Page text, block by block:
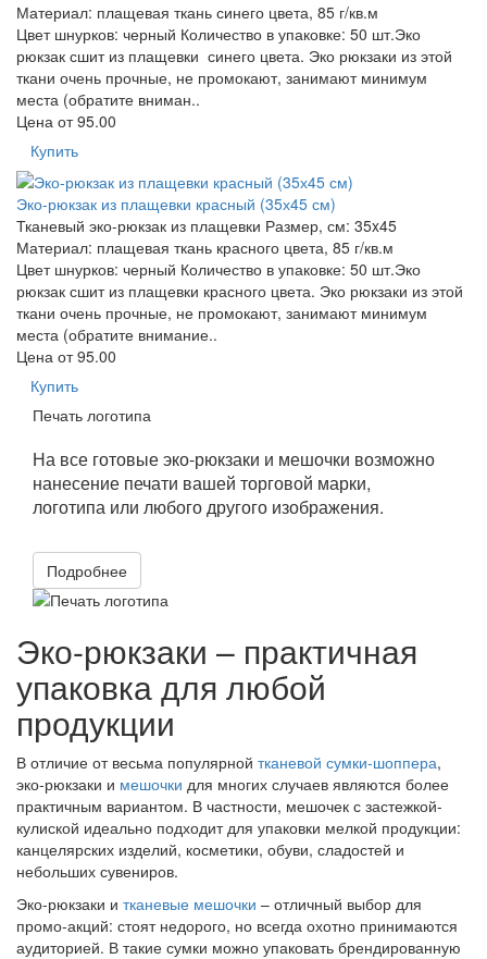
Материал: плащевая ткань синего цвета, 85 г/кв.м
Цвет шнурков: черный Количество в упаковке: 50 шт.Эко
рюкзак сшит из плащевки синего цвета. Эко рюкзаки из этой
ткани очень прочные, не промокают, занимают минимум
места (обратите вниман..
Цена от95.00
Купить
Эко-рюкзак из плащевки красный (35х45 см)
Тканевый эко-рюкзак из плащевки Размер, см: 35x45
Материал: плащевая ткань красного цвета, 85 г/кв.м
Цвет шнурков: черный Количество в упаковке: 50 шт.Эко
рюкзак сшит из плащевки красного цвета. Эко рюкзаки из этой
ткани очень прочные, не промокают, занимают минимум
места (обратите внимание..
Цена от95.00
Купить
Печать логотипа
На все готовые эко-рюкзаки и мешочки возможно
нанесение печати вашей торговой марки,
логотипа или любого другого изображения.
Подробнее
Эко-рюкзаки – практичная
упаковка для любой
продукции
В отличие от весьма популярной тканевой сумки-шоппера,
эко-рюкзаки и мешочки для многих случаев являются более
практичным вариантом. В частности, мешочек с застежкой-
кулиской идеально подходит для упаковки мелкой продукции:
канцелярских изделий, косметики, обуви, сладостей и
небольших сувениров.
Эко-рюкзаки и тканевые мешочки – отличный выбор для
промо-акций: стоят недорого, но всегда охотно принимаются
аудиторией. В такие сумки можно упаковать брендированную